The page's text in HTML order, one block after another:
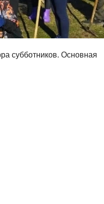
субботников. Основная